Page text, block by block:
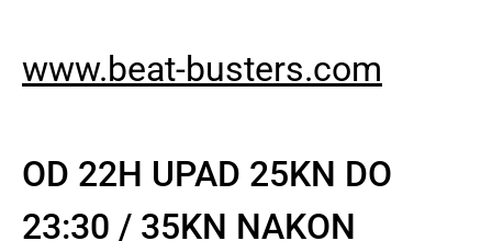
www.beat-busters.com
OD 22H UPAD 25KN DO
23:30 / 35KN NAKON